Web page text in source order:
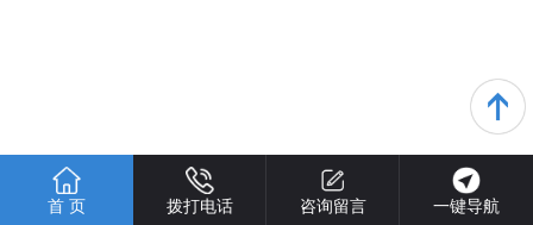
首 页 拨打电话 咨询留言 一键导航